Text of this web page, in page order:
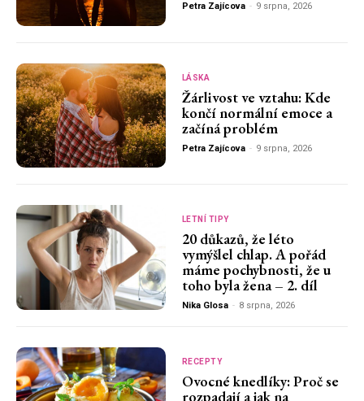
Petra Zajícova - 9 srpna, 2026
LÁSKA
Žárlivost ve vztahu: Kde
končí normální emoce a
začíná problém
Petra Zajícova - 9 srpna, 2026
LETNÍ TIPY
20 důkazů, že léto
vymýšlel chlap. A pořád
máme pochybnosti, že u
toho byla žena – 2. díl
Nika Glosa - 8 srpna, 2026
RECEPTY
Ovocné knedlíky: Proč se
rozpadají a jak na